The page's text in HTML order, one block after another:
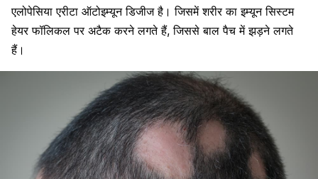
एलोपेसिया एरीटा ऑटोइम्यून डिजीज है। जिसमें शरीर का इम्यून सिस्टम
हेयर फॉलिकल पर अटैक करने लगते हैं, जिससे बाल पैच में झड़ने लगते
हैं।